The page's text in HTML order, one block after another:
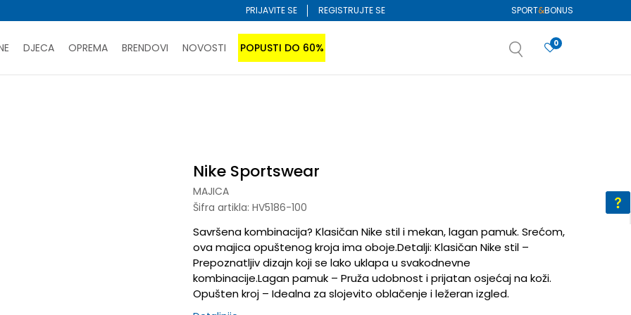
SPORT&BONUS
PRIJAVITE SE REGISTRUJTE SE
DJECA OPREMA BRENDOVI NOVOSTI POPUSTI DO 60% 0
Nike Sportswear
MAJICA
Šifra artikla: HV5186-100
Savršena kombinacija? Klasičan Nike stil i mekan, lagan pamuk. Srećom,
ova majica opuštenog kroja ima oboje.Detalji: Klasičan Nike stil –
Prepoznatljiv dizajn koji se lako uklapa u svakodnevne
kombinacije.Lagan pamuk – Pruža udobnost i prijatan osjećaj na koži.
Opušten kroj – Idealna za slojevito oblačenje i ležeran izgled.